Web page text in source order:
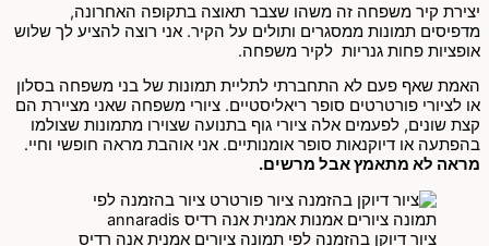
יצירת קיר משפחה זה משהו שצבר תאוצה בתקופה האחרונה,
מדפיסים תמונות ממסגרים ותולים על הקיר. אני רוצה להציע לך שלוש
אופציות פחות גנריות לקיר משפחה.
האמת שאף פעם לא התחברתי לתליית תמונות של בני משפחה בסלון
או לציורי פורטרטים סופר ריאליסטיים. ציורי משפחה שאני מציירת הם
קצת שונים, לפעמים אלה ציורי גוף בתנועה שצוירו מתמונות שצולמו
בהפתעה או דיוקנאות סופר אומנותיים. אני אוהבת מראה חופשי וחיי.
מראה לא מתאמץ אבל מרשים.
ציור דיוקן בהזמנה לפי תמונה ציורים אמנית אנה רדיס